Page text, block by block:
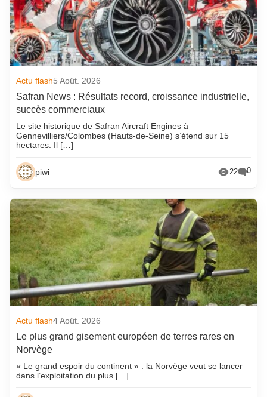
Actu flash5 Août. 2026
Safran News : Résultats record, croissance industrielle,
succès commerciaux
Le site historique de Safran Aircraft Engines à
Gennevilliers/Colombes (Hauts-de-Seine) s’étend sur 15
hectares. Il […]
piwi 22 0
Actu flash4 Août. 2026
Le plus grand gisement européen de terres rares en
Norvège
« Le grand espoir du continent » : la Norvège veut se lancer
dans l’exploitation du plus […]